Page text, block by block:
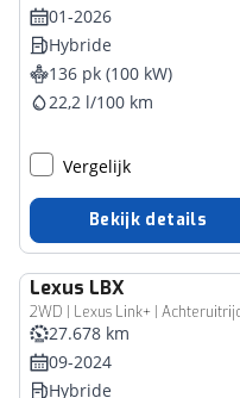
01-2026
Hybride
136 pk (100 kW)
22,2 l/100 km
Vergelijk
Bekijk details
Lexus LBX
2WD | Lexus Link+ |
27.678 km
09-2024
Hybride